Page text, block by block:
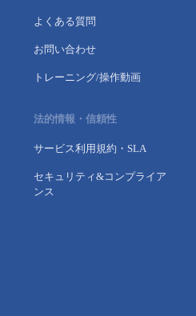
よくある質問
お問い合わせ
トレーニング/操作動画
法的情報・信頼性
サービス利用規約・SLA
セキュリティ&コンプライア
ンス